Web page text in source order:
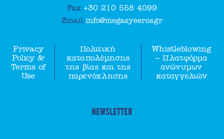
Fax:+30 210 558 4099
Email:info@megasyeeros.gr
Privacy
Policy &
Terms of
Use
Πολιτική
καταπολέμησης
της βίας και της
παρενόχλησης
Whistleblowing
– Πλατφόρμα
ανώνυμων
καταγγελιών
NEWSLETTER